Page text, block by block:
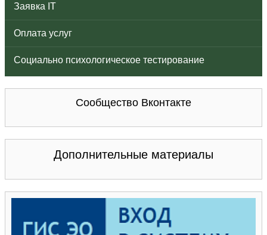
Заявка IT
Оплата услуг
Социально психологическое тестирование
Сообщество Вконтакте
Дополнительные материалы